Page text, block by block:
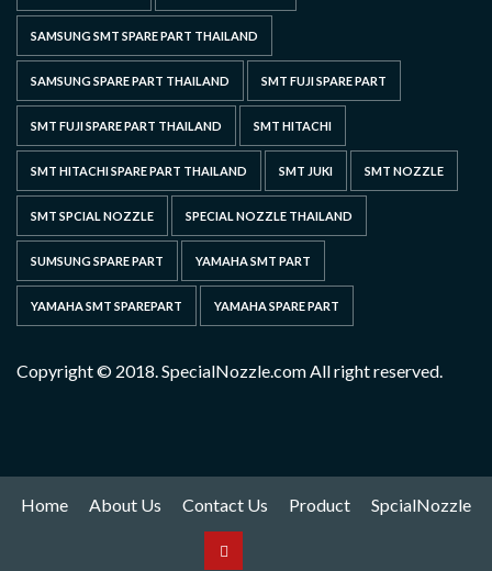
SAMSUNG SMT SPARE PART THAILAND
SAMSUNG SPARE PART THAILAND SMT FUJI SPARE PART
SMT FUJI SPARE PART THAILAND SMT HITACHI
SMT HITACHI SPARE PART THAILAND SMT JUKI SMT NOZZLE
SMT SPCIAL NOZZLE SPECIAL NOZZLE THAILAND
SUMSUNG SPARE PART YAMAHA SMT PART
YAMAHA SMT SPAREPART YAMAHA SPARE PART
Copyright © 2018. SpecialNozzle.com All right reserved.
Home About Us Contact Us Product SpcialNozzle
Product